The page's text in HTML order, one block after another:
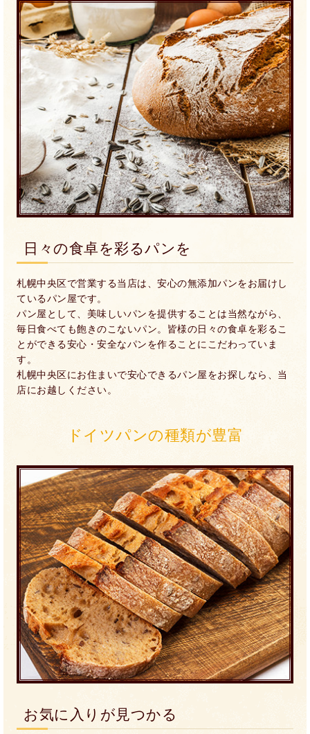
日々の食卓を彩るパンを
札幌中央区で営業する当店は、安心の無添加パンをお届けし
ているパン屋です。
パン屋として、美味しいパンを提供することは当然ながら、
毎日食べても飽きのこないパン。皆様の日々の食卓を彩るこ
とができる安心・安全なパンを作ることにこだわっていま
す。
札幌中央区にお住まいで安心できるパン屋をお探しなら、当
店にお越しください。
ドイツパンの種類が豊富
お気に入りが見つかる